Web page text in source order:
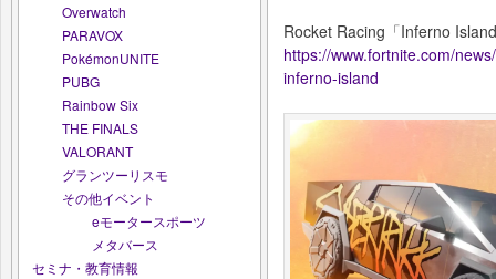
Overwatch
PARAVOX
PokémonUNITE
PUBG
Rainbow Six
THE FINALS
VALORANT
グランツーリスモ
その他イベント
eモータースポーツ
メタバース
セミナ・教育情報
Rocket Racing「Inferno
https://www.fortnite.com/
inferno-island